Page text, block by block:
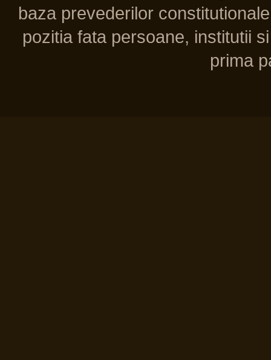
baza prevederilor
pozitia fata persoane, institutii
prima